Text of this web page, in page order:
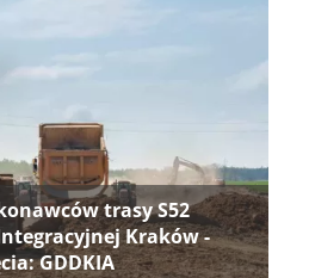
trasy S52
Kraków -
GDDKIA